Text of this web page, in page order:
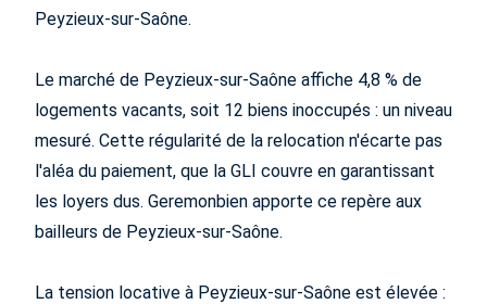
Peyzieux-sur-Saône.
Le marché de Peyzieux-sur-Saône affiche 4,8 % de
logements vacants, soit 12 biens inoccupés : un niveau
mesuré. Cette régularité de la relocation n'écarte pas
l'aléa du paiement, que la GLI couvre en garantissant
les loyers dus. Geremonbien apporte ce repère aux
bailleurs de Peyzieux-sur-Saône.
La tension locative à Peyzieux-sur-Saône est élevée :